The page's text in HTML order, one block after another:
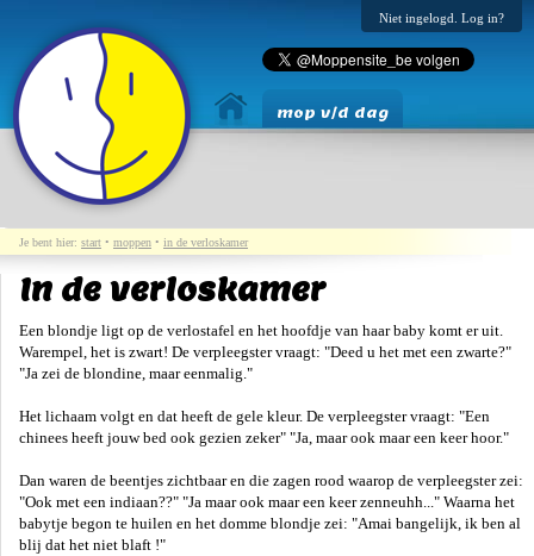
Niet ingelogd. Log in?
mop v/d dag
Je bent hier: start • moppen • in de verloskamer
In de verloskamer
Een blondje ligt op de verlostafel en het hoofdje van haar baby komt er uit.
Warempel, het is zwart! De verpleegster vraagt: "Deed u het met een zwarte?"
"Ja zei de blondine, maar eenmalig."
Het lichaam volgt en dat heeft de gele kleur. De verpleegster vraagt: "Een
chinees heeft jouw bed ook gezien zeker" "Ja, maar ook maar een keer hoor."
Dan waren de beentjes zichtbaar en die zagen rood waarop de verpleegster zei:
"Ook met een indiaan??" "Ja maar ook maar een keer zenneuhh..." Waarna het
babytje begon te huilen en het domme blondje zei: "Amai bangelijk, ik ben al
blij dat het niet blaft !"